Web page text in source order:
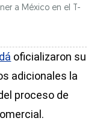
a México en el T-
oficializaron su
adicionales la
proceso de